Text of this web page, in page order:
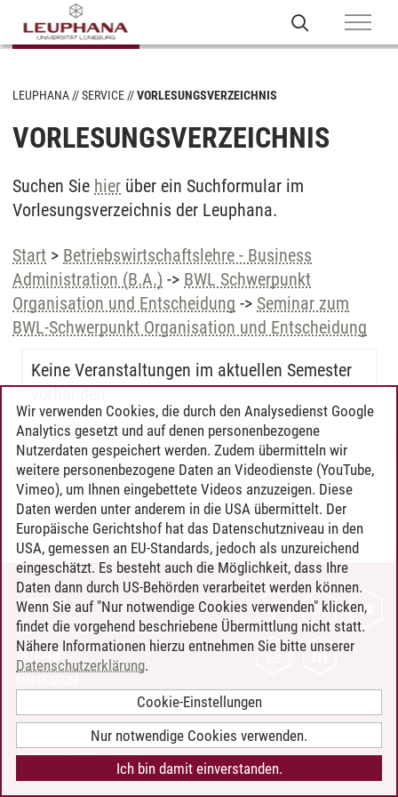
LEUPHANA SERVICE VORLESUNGSVERZEICHNIS
VORLESUNGSVERZEICHNIS
Suchen Sie hier über ein Suchformular im
Vorlesungsverzeichnis der Leuphana.
Start > Betriebswirtschaftslehre - Business
Administration (B.A.) -> BWL Schwerpunkt
Organisation und Entscheidung -> Seminar zum
BWL-Schwerpunkt Organisation und Entscheidung
Keine Veranstaltungen im aktuellen Semester
vorhanden
Timo Leder/30.06.2024
KONTAKT
LEUPHANA ALS ARBEITGEBER
INTRANET
BARRIEREFREIHEIT
COOKIE-EINSTELLUNGEN
Wir verwenden Cookies, die durch den Analysedienst Google
Analytics gesetzt und auf denen personenbezogene
Nutzerdaten gespeichert werden. Zudem übermitteln wir
weitere personenbezogene Daten an Videodienste (YouTube,
Vimeo), um Ihnen eingebettete Videos anzuzeigen. Diese
Daten werden unter anderem in die USA übermittelt. Der
Europäische Gerichtshof hat das Datenschutzniveau in den
USA, gemessen an EU-Standards, jedoch als unzureichend
eingeschätzt. Es besteht auch die Möglichkeit, dass Ihre
Daten dann durch US-Behörden verarbeitet werden können.
Wenn Sie auf "Nur notwendige Cookies verwenden" klicken,
findet die vorgehend beschriebene Übermittlung nicht statt.
Nähere Informationen hierzu entnehmen Sie bitte unserer
Datenschutzerklärung.
Cookie-Einstellungen
Nur notwendige Cookies verwenden.
Ich bin damit einverstanden.